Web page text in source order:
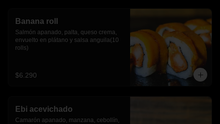
Banana roll
Salmón apanado, palta, queso crema,
envuelto en plátano y salsa anguila(10
rolls)
$6.290
Ebi acevichado
Camarón apanado, manzana, cebollín,